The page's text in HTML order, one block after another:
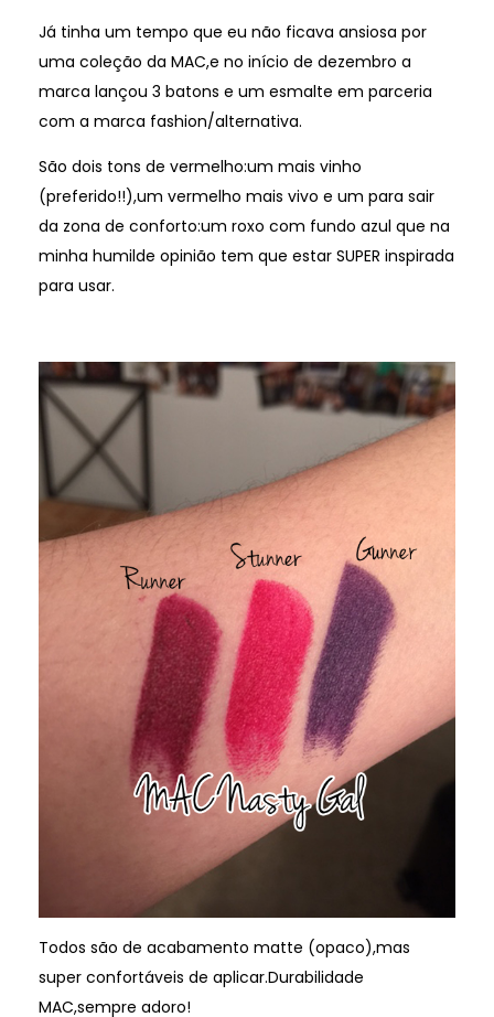
Já tinha um tempo que eu não ficava ansiosa por
uma coleção da MAC,e no início de dezembro a
marca lançou 3 batons e um esmalte em parceria
com a marca fashion/alternativa.
São dois tons de vermelho:um mais vinho
(preferido!!),um vermelho mais vivo e um para sair
da zona de conforto:um roxo com fundo azul que na
minha humilde opinião tem que estar SUPER inspirada
para usar.
Todos são de acabamento matte (opaco),mas
super confortáveis de aplicar.Durabilidade
MAC,sempre adoro!